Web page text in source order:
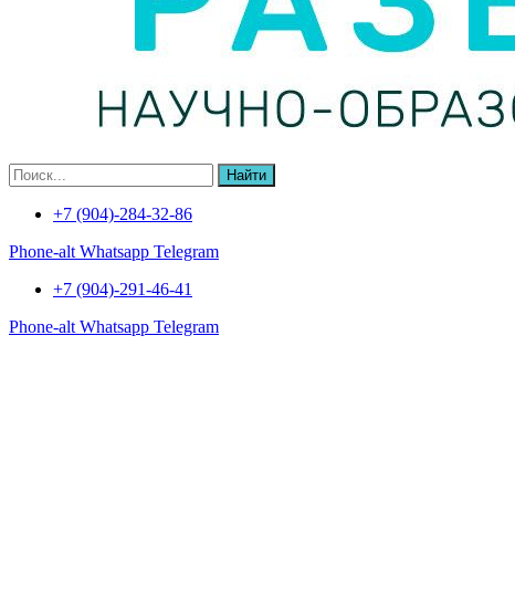
Найти
+7 (904)-284-32-86
Phone-alt Whatsapp Telegram
+7 (904)-291-46-41
Phone-alt Whatsapp Telegram